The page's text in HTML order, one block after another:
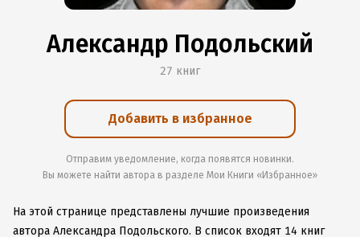
Александр Подольский
27 книг
Добавить в избранное
Отправим уведомление, когда появятся новинки.
Вы можете найти автора в разделе Мои Книги «Избранное»
На этой странице представлены лучшие произведения
автора Александра Подольского. В список входят 14 книг